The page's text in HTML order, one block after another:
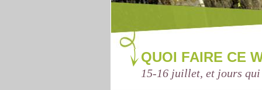
QUOI FAIRE CE
15-16 juillet, et jours